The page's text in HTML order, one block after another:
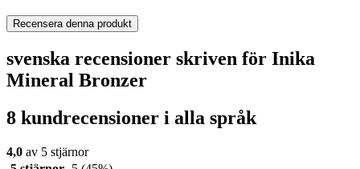
Recensera denna produkt
svenska recensioner skriven för Inika
Mineral Bronzer
8 kundrecensioner i alla språk
4,0 av 5 stjärnor